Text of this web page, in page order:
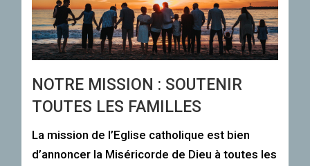
NOTRE MISSION : SOUTENIR
TOUTES LES FAMILLES
La mission de l’Eglise catholique est bien
d’annoncer la Miséricorde de Dieu à toutes les